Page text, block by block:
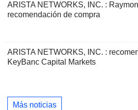
ARISTA NETWORKS, INC. :
recomendación de compra
ARISTA NETWORKS, INC. :
KeyBanc Capital Markets
Más noticias